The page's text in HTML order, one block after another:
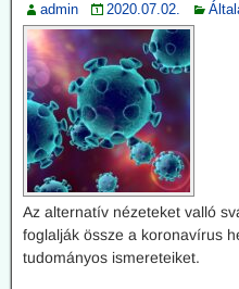
admin 2020.07.02.
Az alternatív nézeteket valló
foglalják össze a koronavírus
tudományos ismereteiket.